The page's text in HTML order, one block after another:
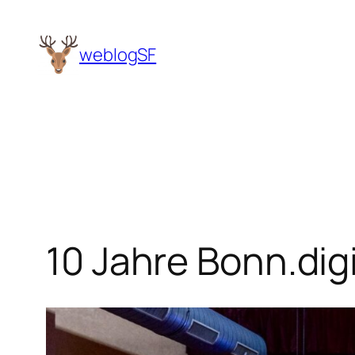
Inhalt
springen weblogSF
10 Jahre